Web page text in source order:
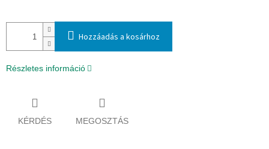
Hozzáadás a kosárhoz
Részletes információ
KÉRDÉS MEGOSZTÁS